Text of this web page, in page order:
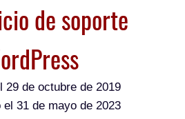
de soporte
29 de octubre de 2019
31 de mayo de 2023